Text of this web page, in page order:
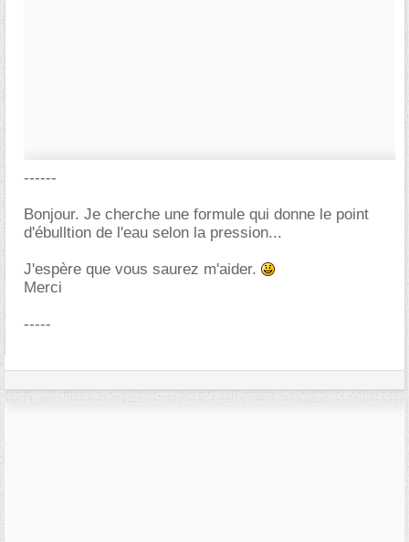
------
Bonjour. Je cherche une formule qui donne le point
d'ébulltion de l'eau selon la pression...
J'espère que vous saurez m'aider.
Merci
-----